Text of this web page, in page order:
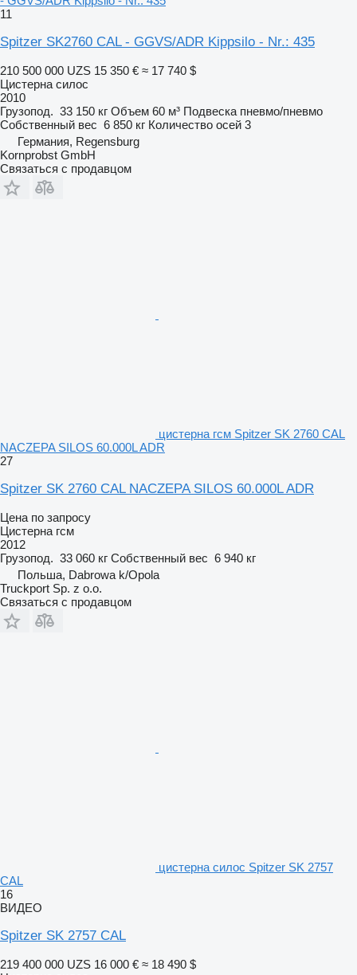
11
Spitzer SK2760 CAL - GGVS/ADR Kippsilo - Nr.: 435
210 500 000 UZS 15 350 € ≈ 17 740 $
Цистерна силос
2010
Грузопод. 33 150 кг Объем 60 м³ Подвеска пневмо/пневмо
Собственный вес 6 850 кг Количество осей 3
Германия, Regensburg
Kornprobst GmbH
Связаться с продавцом
цистерна гсм Spitzer SK 2760 CAL
NACZEPA SILOS 60.000L ADR
27
Spitzer SK 2760 CAL NACZEPA SILOS 60.000L ADR
Цена по запросу
Цистерна гсм
2012
Грузопод. 33 060 кг Собственный вес 6 940 кг
Польша, Dabrowa k/Opola
Truckport Sp. z o.o.
Связаться с продавцом
цистерна силос Spitzer SK 2757
CAL
16
ВИДЕО
Spitzer SK 2757 CAL
219 400 000 UZS 16 000 € ≈ 18 490 $